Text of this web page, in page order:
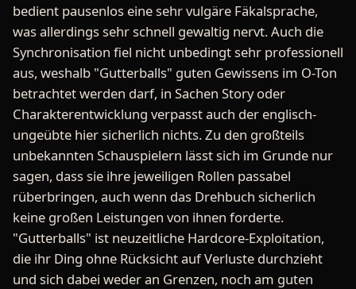
bedient pausenlos eine sehr vulgäre Fäkalsprache,
was allerdings sehr schnell gewaltig nervt. Auch die
Synchronisation fiel nicht unbedingt sehr professionell
aus, weshalb "Gutterballs" guten Gewissens im O-Ton
betrachtet werden darf, in Sachen Story oder
Charakterentwicklung verpasst auch der englisch-
ungeübte hier sicherlich nichts. Zu den großteils
unbekannten Schauspielern lässt sich im Grunde nur
sagen, dass sie ihre jeweiligen Rollen passabel
rüberbringen, auch wenn das Drehbuch sicherlich
keine großen Leistungen von ihnen forderte.
"Gutterballs" ist neuzeitliche Hardcore-Exploitation,
die ihr Ding ohne Rücksicht auf Verluste durchzieht
und sich dabei weder an Grenzen, noch am guten